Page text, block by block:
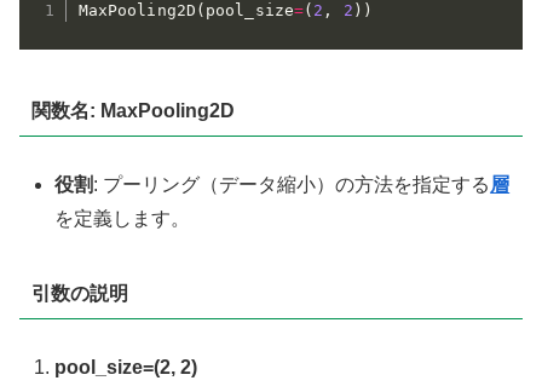
MaxPooling2D ( pool_size=( 2 , 2 ) )
関数名: MaxPooling2D
役割: プーリング（データ縮小）の方法を指定する 層
を定義します。
引数の説明
pool_size=(2, 2)